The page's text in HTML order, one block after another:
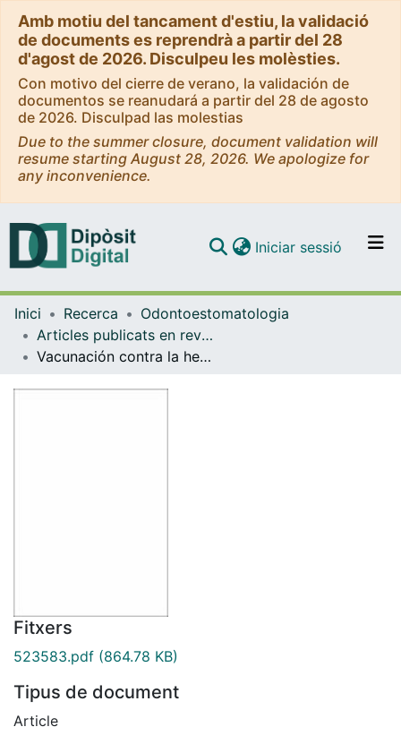
Amb motiu del tancament d'estiu, la validació
de documents es reprendrà a partir del 28
d'agost de 2026. Disculpeu les molèsties.
Con motivo del cierre de verano, la validación de
documentos se reanudará a partir del 28 de agosto
de 2026. Disculpad las molestias
Due to the summer closure, document validation will
resume starting August 28, 2026. We apologize for
any inconvenience.
Navega per tot el DD
Iniciar sessió (current)
Inici Recerca
Odontoestomatologia
Articles publicats en revistes (Odontoestomatologia)
Vacunación contra la hepatitis B. Resultados preliminares de una encuesta entre odontoestomatólogos de Cataluña y Baleares
Fitxers
523583.pdf (864.78 KB)
Tipus de document
Article